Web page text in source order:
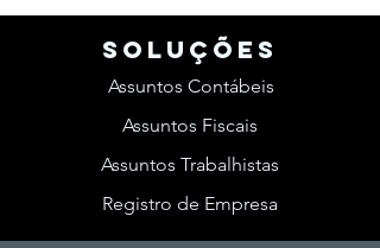
SOLUções
Assuntos Contábeis
Assuntos Fiscais
Assuntos Trabalhistas
Registro de Empresa